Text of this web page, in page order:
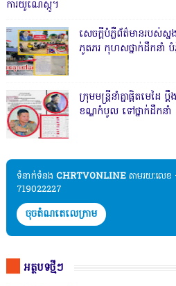
ការយូណេស្កូ។
សេចក្តីបំភ្លឺព័ត៌មានរបស់ស្ន
ភូតភរ កុហសថ្នាក់ដឹកនាំ បំភ្
ក្រុមមន្ត្រីនាំគ្នាផ្ដិតមេដ
ខណ្ឌកំបូល ទៅថ្នាក់ដឹកនាំ
ទំនាក់ទំនង​​ CHRTVONLINE តាមរយៈលេខ
719022227
ចុចតំណតេលេក្រាម
អត្ថបទថ្មីៗ